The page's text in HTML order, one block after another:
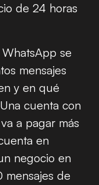
de 24 horas
se
mensajes
y en qué
cuenta con
a pagar más
en
negocio en
mensajes de